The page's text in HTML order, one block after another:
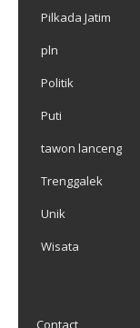
Pilkada Jatim
pln
Politik
Puti
tawon lanceng
Trenggalek
Unik
Wisata
Contact